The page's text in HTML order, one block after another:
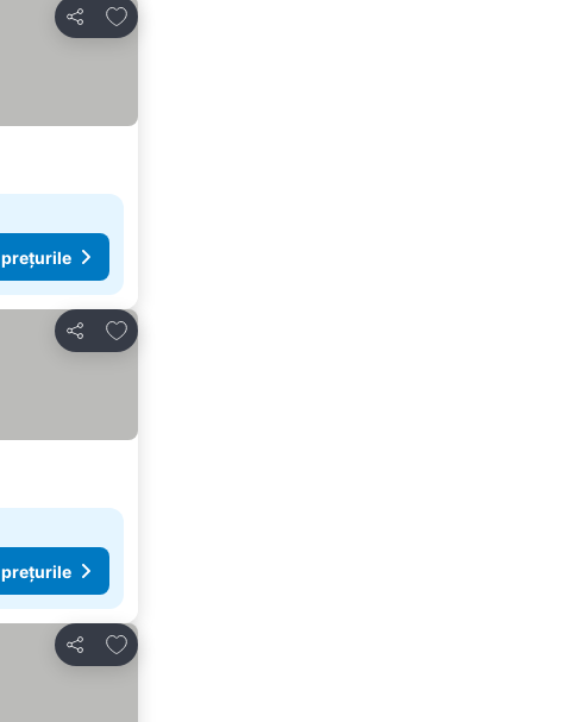
Distribuiți
Adăugaţi la favorite
Distribuiți
Adăugaţi la favorite
Distribuiți
Adăugaţi la favorite